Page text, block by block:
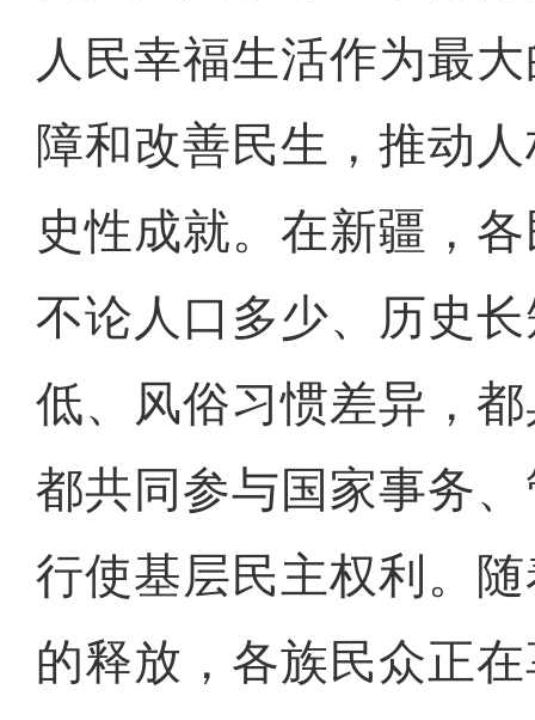
人民幸福生活作为最
障和改善民生，推动
史性成就。在新疆，
不论人口多少、历史
低、风俗习惯差异，
都共同参与国家事务
行使基层民主权利。
的释放，各族民众正